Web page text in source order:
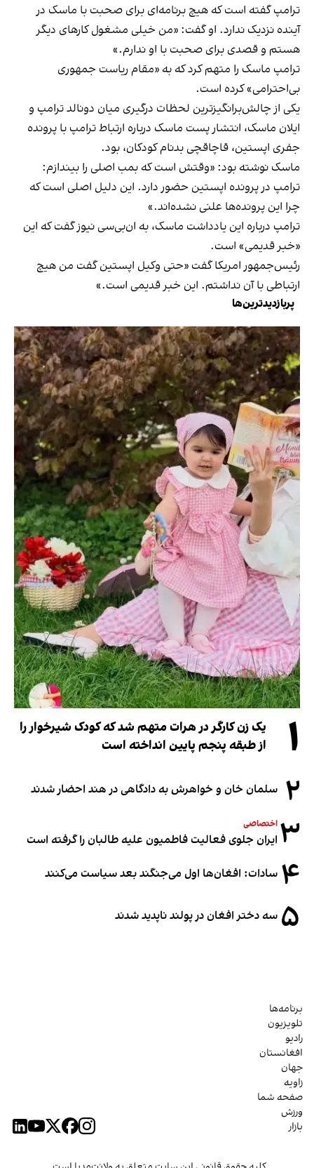
ترامپ گفته است که هیچ برنامه‌ای برای صحبت با ماسک در
آینده نزدیک ندارد. او گفت: «من خیلی مشغول کارهای دیگر
هستم و قصدی برای صحبت با او ندارم.»
ترامپ ماسک را متهم کرد که به «مقام ریاست جمهوری
بی‌احترامی» کرده است.
یکی از چالش‌برانگیزترین لحظات درگیری‌ میان دونالد ترامپ و
ایلان ماسک،‌ انتشار پست ماسک درباره ارتباط ترامپ با پرونده
جفری اپستین، قاچاقچی بدنام کودکان، بود.
ماسک نوشته بود: «وقتش است که بمب اصلی را بیندازم:
ترامپ در پرونده اپستین حضور دارد. این دلیل اصلی است که
چرا این پرونده‌ها علنی نشده‌اند.»
ترامپ درباره این یادداشت ماسک، به ان‌بی‌سی نیوز گفت که این
«خبر قدیمی» است.
رئیس‌جمهور امریکا گفت «حتی وکیل اپستین گفت من هیچ
ارتباطی با آن نداشتم. این خبر قدیمی است.»
پربازدیدترین‌ها
۱
یک زن کارگر در هرات متهم شد که کودک شیرخوار را
از طبقه پنجم پایین انداخته است
۲ سلمان خان و خواهرش به دادگاهی در هند احضار شدند
۳ اختصاصی
ایران جلوی فعالیت فاطمیون علیه طالبان را گرفته است
۴ سادات: افغان‌ها اول می‌جنگند بعد سیاست می‌کنند
۵ سه دختر افغان در پولند ناپدید شدند
برنامه‌ها
تلویزیون
رادیو
افغانستان
جهان
زاویه
صفحه شما
ورزش
بازار